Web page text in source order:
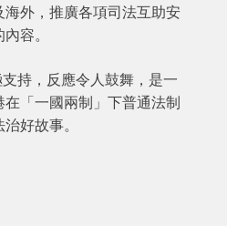
外，推廣各項司法互助安
容。
持，反應令人鼓舞，是一
「一國兩制」下普通法制
好故事。